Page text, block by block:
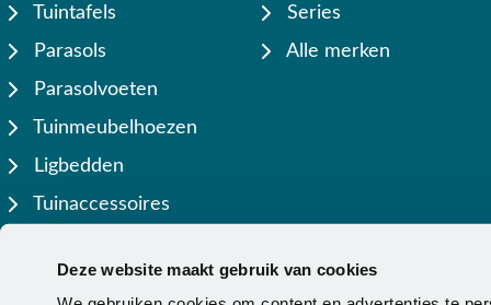
Deze website maakt gebruik van cookies
Tuintafels
Parasols
Parasolvoeten
Tuinmeubelhoezen
Ligbedden
Tuinaccessoires
Series
Alle merken